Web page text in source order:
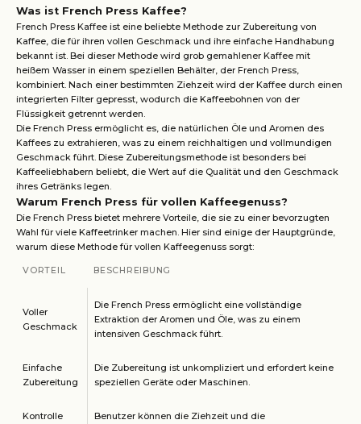
Was ist French Press Kaffee?
French Press Kaffee ist eine beliebte Methode zur Zubereitung von
Kaffee, die für ihren vollen Geschmack und ihre einfache Handhabung
bekannt ist. Bei dieser Methode wird grob gemahlener Kaffee mit
heißem Wasser in einem speziellen Behälter, der French Press,
kombiniert. Nach einer bestimmten Ziehzeit wird der Kaffee durch einen
integrierten Filter gepresst, wodurch die Kaffeebohnen von der
Flüssigkeit getrennt werden.
Die French Press ermöglicht es, die natürlichen Öle und Aromen des
Kaffees zu extrahieren, was zu einem reichhaltigen und vollmundigen
Geschmack führt. Diese Zubereitungsmethode ist besonders bei
Kaffeeliebhabern beliebt, die Wert auf die Qualität und den Geschmack
ihres Getränks legen.
Warum French Press für vollen Kaffeegenuss?
Die French Press bietet mehrere Vorteile, die sie zu einer bevorzugten
Wahl für viele Kaffeetrinker machen. Hier sind einige der Hauptgründe,
warum diese Methode für vollen Kaffeegenuss sorgt:
VORTEIL BESCHREIBUNG
Voller
Geschmack
Die French Press ermöglicht eine vollständige
Extraktion der Aromen und Öle, was zu einem
intensiven Geschmack führt.
Einfache
Zubereitung
Die Zubereitung ist unkompliziert und erfordert keine
speziellen Geräte oder Maschinen.
Kontrolle
Benutzer können die Ziehzeit und die